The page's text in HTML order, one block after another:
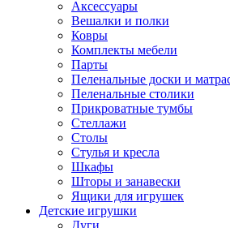
Аксессуары
Вешалки и полки
Ковры
Комплекты мебели
Парты
Пеленальные доски и
Пеленальные столики
Прикроватные тумбы
Стеллажи
Столы
Стулья и кресла
Шкафы
Шторы и занавески
Ящики для игрушек
Детские игрушки
Дуги